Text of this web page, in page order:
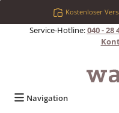
Zum Hauptinhalt springen
Kostenloser
Service-Hotline:040 - 28
Navigation